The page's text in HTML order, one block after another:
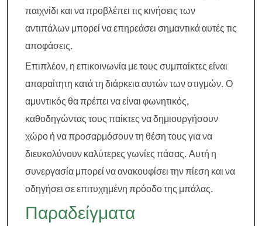
παιχνίδι και να προβλέπει τις κινήσεις των
αντιπάλων μπορεί να επηρεάσει σημαντικά αυτές τις
αποφάσεις.
Επιπλέον, η επικοινωνία με τους συμπαίκτες είναι
απαραίτητη κατά τη διάρκεια αυτών των στιγμών. Ο
αμυντικός θα πρέπει να είναι φωνητικός,
καθοδηγώντας τους παίκτες να δημιουργήσουν
χώρο ή να προσαρμόσουν τη θέση τους για να
διευκολύνουν καλύτερες γωνίες πάσας. Αυτή η
συνεργασία μπορεί να ανακουφίσει την πίεση και να
οδηγήσει σε επιτυχημένη πρόοδο της μπάλας.
Παραδείγματα